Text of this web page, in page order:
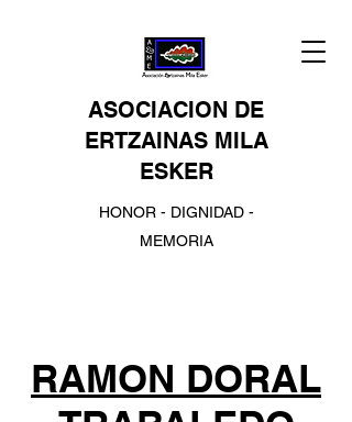
ASOCIACION DE
ERTZAINAS MILA
ESKER
HONOR - DIGNIDAD -
MEMORIA
RAMON DORAL